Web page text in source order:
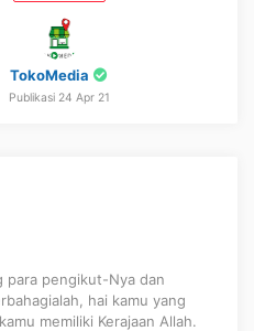
TokoMedia
Publikasi 24 Apr 21
para pengikut-Nya dan
hai kamu yang
memiliki Kerajaan Allah.